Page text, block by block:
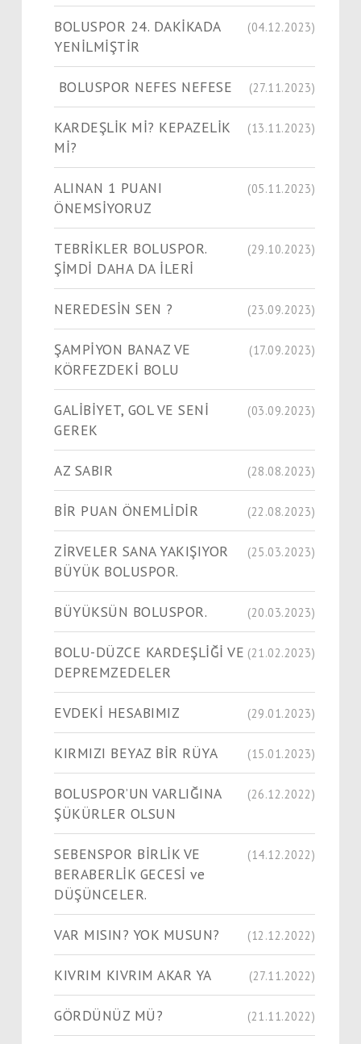
BOLUSPOR 24. DAKİKADA
YENİLMİŞTİR
(04.12.2023)
BOLUSPOR NEFES NEFESE (27.11.2023)
KARDEŞLİK Mİ? KEPAZELİK
Mİ?
(13.11.2023)
ALINAN 1 PUANI
ÖNEMSİYORUZ
(05.11.2023)
TEBRİKLER BOLUSPOR.
ŞİMDİ DAHA DA İLERİ
(29.10.2023)
NEREDESİN SEN ? (23.09.2023)
ŞAMPİYON BANAZ VE
KÖRFEZDEKİ BOLU
(17.09.2023)
GALİBİYET, GOL VE SENİ
GEREK
(03.09.2023)
AZ SABIR (28.08.2023)
BİR PUAN ÖNEMLİDİR (22.08.2023)
ZİRVELER SANA YAKIŞIYOR
BÜYÜK BOLUSPOR.
(25.03.2023)
BÜYÜKSÜN BOLUSPOR. (20.03.2023)
BOLU-DÜZCE KARDEŞLİĞİ VE
DEPREMZEDELER
(21.02.2023)
EVDEKİ HESABIMIZ (29.01.2023)
KIRMIZI BEYAZ BİR RÜYA (15.01.2023)
BOLUSPOR’UN VARLIĞINA
ŞÜKÜRLER OLSUN
(26.12.2022)
SEBENSPOR BİRLİK VE
BERABERLİK GECESİ ve
DÜŞÜNCELER.
(14.12.2022)
VAR MISIN? YOK MUSUN? (12.12.2022)
KIVRIM KIVRIM AKAR YA (27.11.2022)
GÖRDÜNÜZ MÜ? (21.11.2022)